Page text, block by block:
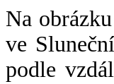
Na
ve
podle